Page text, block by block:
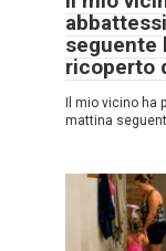
seguente
ricoperto
Il mio vicino
mattina